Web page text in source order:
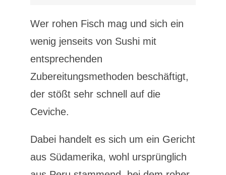
Wer rohen Fisch mag und sich ein
wenig jenseits von Sushi mit
entsprechenden
Zubereitungsmethoden beschäftigt,
der stößt sehr schnell auf die
Ceviche.
Dabei handelt es sich um ein Gericht
aus Südamerika, wohl ursprünglich